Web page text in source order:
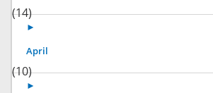
(14)
►
April
(10)
►